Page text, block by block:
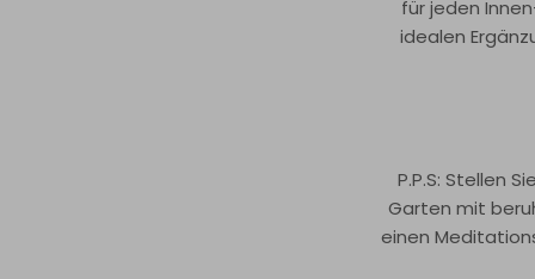
für jeden
idealen
P.P.S: Stellen
Garten mit
einen